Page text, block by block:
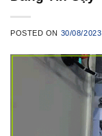
POSTED ON 30/08/2023